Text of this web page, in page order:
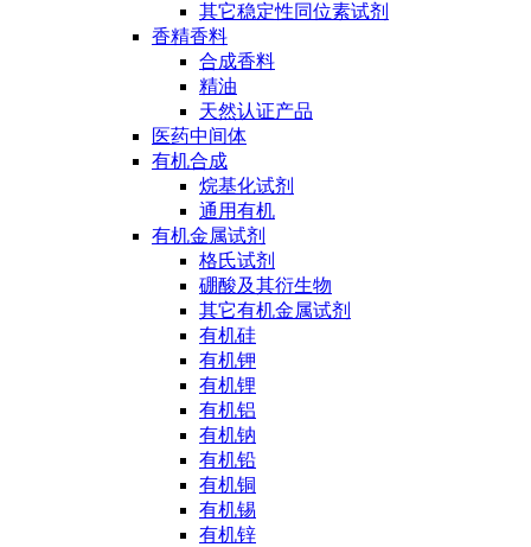
其它稳定性同位素试剂
香精香料
合成香料
精油
天然认证产品
医药中间体
有机合成
烷基化试剂
通用有机
有机金属试剂
格氏试剂
硼酸及其衍生物
其它有机金属试剂
有机硅
有机钾
有机锂
有机铝
有机钠
有机铅
有机铜
有机锡
有机锌